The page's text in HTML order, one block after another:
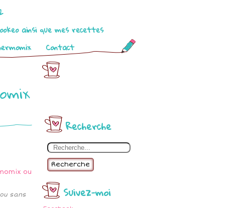
ainsi que mes recettes
Contact
Recherche
Recherche
Suivez-moi
sans